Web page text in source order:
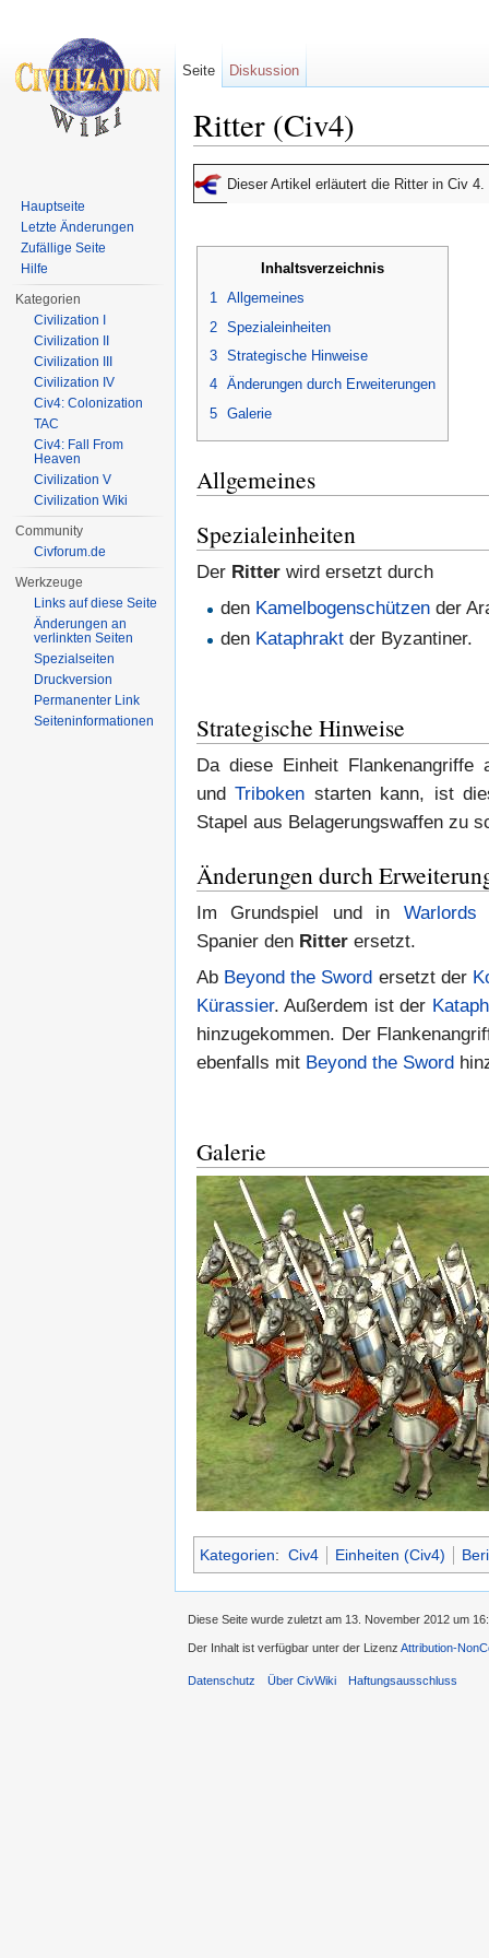
Ritter (Civ4)
Dieser Artikel erläutert die Ritter in Civ
Inhaltsverzeichnis
1 Allgemeines
2 Spezialeinheiten
3 Strategische Hinweise
4 Änderungen durch Erweiterungen
5 Galerie
Allgemeines
Spezialeinheiten
Der Ritter wird ersetzt durch
den Kamelbogenschützen der
den Kataphrakt der Byzantiner.
Strategische Hinweise
Da diese Einheit
undTriboken starten kann, ist
Stapel aus Belagerungswaffen zu
Änderungen durch
Im Grundspiel und in Warlords
Spanier den Ritter ersetzt.
Ab Beyond the Sword ersetzt der
Kürassier. Außerdem ist der
hinzugekommen. Der
ebenfalls mit Beyond the Sword
Galerie
Kategorien: Civ4 Einheiten (Civ4)
Seite Diskussion
Hauptseite
Letzte Änderungen
Zufällige Seite
Hilfe
Kategorien
Civilization I
Civilization II
Civilization III
Civilization IV
Civ4: Colonization
TAC
Civ4: Fall From
Heaven
Civilization V
Civilization Wiki
Community
Civforum.de
Werkzeuge
Links auf diese Seite
Änderungen an
verlinkten Seiten
Spezialseiten
Druckversion
Permanenter Link
Seiten­informationen
Diese Seite wurde zuletzt am 13. November 2012 um
Der Inhalt ist verfügbar unter der Lizenz Attribution-
Datenschutz Über CivWiki Haftungsausschluss